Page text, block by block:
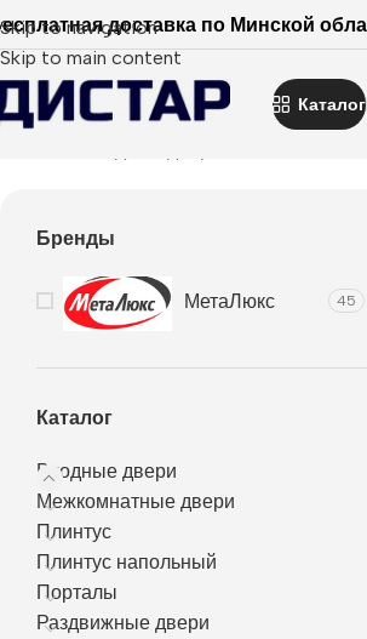
Skip to navigation
Skip to main content
доставка по Минской
Каталог
Бренды
МетаЛюкс 45
Каталог
Входные двери
Межкомнатные двери
Плинтус
Плинтус напольный
Порталы
Раздвижные двери